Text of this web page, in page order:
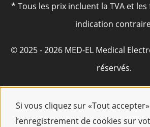
Si vous cliquez sur «Tout
l’enregistrement de cookies sur
* Tous les prix incluent la TVA et
indication
© 2025 - 2026 MED-EL Medical
réservés.